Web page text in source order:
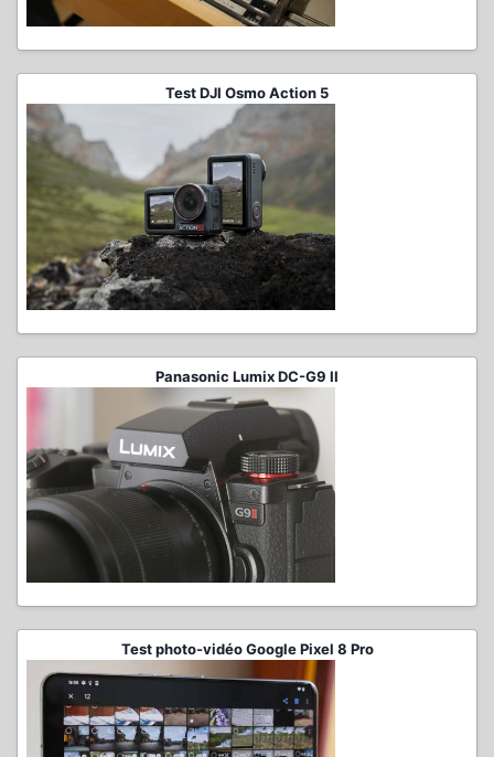
Test DJI Osmo Action 5
Panasonic Lumix DC-G9 II
Test photo-vidéo Google Pixel 8 Pro